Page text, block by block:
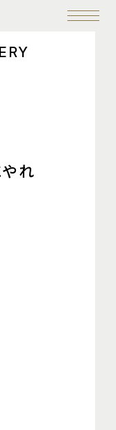
れ